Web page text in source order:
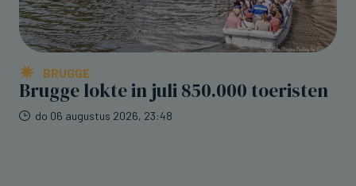
BRUGGE
Brugge lokte in juli 850.000 toeristen
do 06 augustus 2026, 23:48